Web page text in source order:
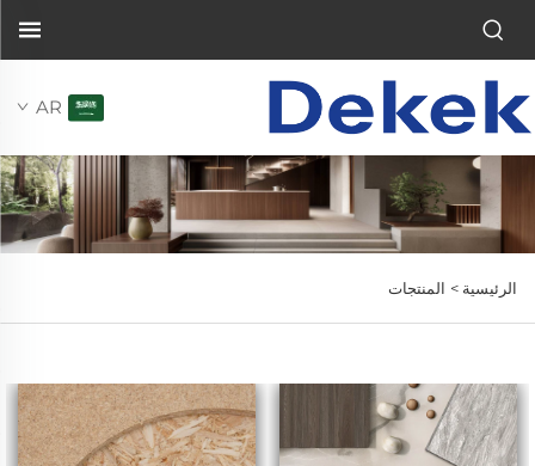
AR
الرئيسية > المنتجات